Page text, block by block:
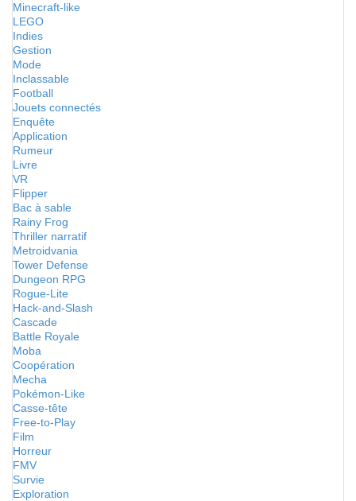
Minecraft-like
LEGO
Indies
Gestion
Mode
Inclassable
Football
Jouets connectés
Enquête
Application
Rumeur
Livre
VR
Flipper
Bac à sable
Rainy Frog
Thriller narratif
Metroidvania
Tower Defense
Dungeon RPG
Rogue-Lite
Hack-and-Slash
Cascade
Battle Royale
Moba
Coopération
Mecha
Pokémon-Like
Casse-tête
Free-to-Play
Film
Horreur
FMV
Survie
Exploration